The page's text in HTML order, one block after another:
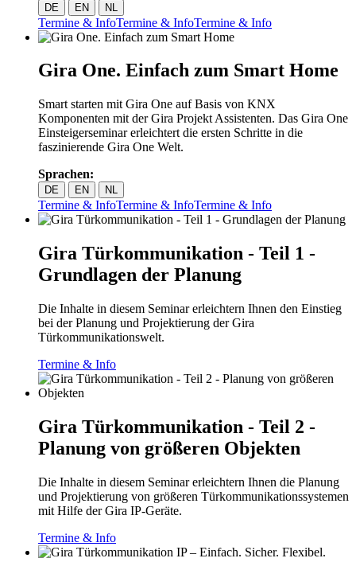
DE EN NL
Termine & InfoTermine & InfoTermine & Info
Gira One. Einfach zum Smart Home
Smart starten mit Gira One auf Basis von KNX
Komponenten mit der Gira Projekt Assistenten. Das Gira One
Einsteigerseminar erleichtert die ersten Schritte in die
faszinierende Gira One Welt.
Sprachen:
DE EN NL
Termine & InfoTermine & InfoTermine & Info
Gira Türkommunikation - Teil 1 -
Grundlagen der Planung
Die Inhalte in diesem Seminar erleichtern Ihnen den Einstieg
bei der Planung und Projektierung der Gira
Türkommunikationswelt.
Termine & Info
Gira Türkommunikation - Teil 2 -
Planung von größeren Objekten
Die Inhalte in diesem Seminar erleichtern Ihnen die Planung
und Projektierung von größeren Türkommunikationssystemen
mit Hilfe der Gira IP-Geräte.
Termine & Info